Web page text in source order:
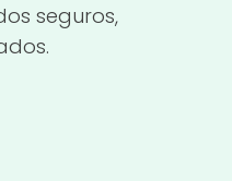
seguros,